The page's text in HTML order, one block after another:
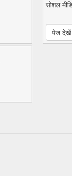
सोशल
पेज देखें